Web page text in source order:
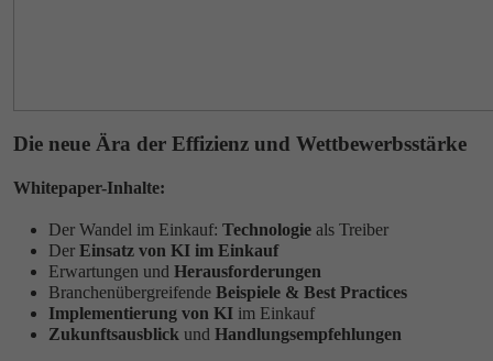
Die neue Ära der Effizienz und Wettbewerbsstärke
Whitepaper-Inhalte:
Der Wandel im Einkauf: Technologie als Treiber
Der Einsatz von KI im Einkauf
Erwartungen und Herausforderungen
Branchenübergreifende Beispiele & Best Practices
Implementierung von KI im Einkauf
Zukunftsausblick und Handlungsempfehlungen